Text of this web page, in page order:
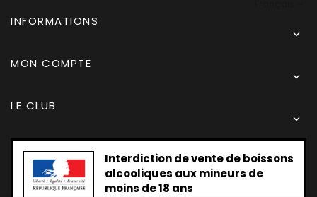
INFORMATIONS

MON COMPTE

LE CLUB

Interdiction de vente de boissons
alcooliques aux mineurs de
moins de 18 ans